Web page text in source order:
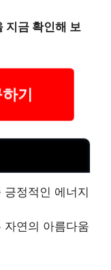
지금 확인해 보
기
정적인 에너지
자연의 아름다움